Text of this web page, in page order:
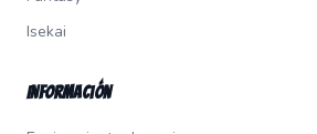
Isekai
Información